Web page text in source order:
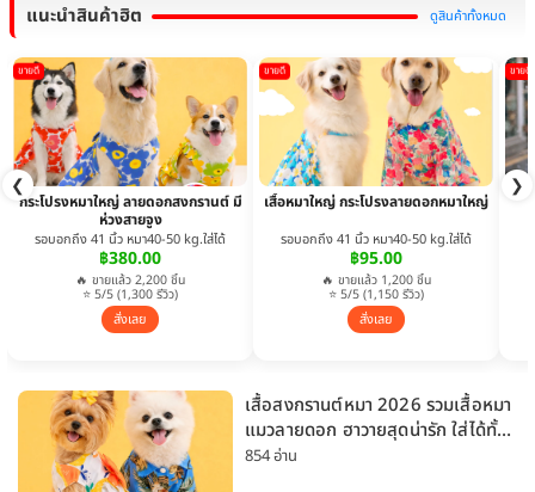
แนะนำสินค้าฮิต ดูสินค้าทั้งหมด
❮ ❯
ขายดี
กระโปรงหมาใหญ่ ลายดอกสงกรานต์ มี
ห่วงสายจูง
รอบอกถึง 41 นิ้ว หมา40-50 kg.ใส่ได้
฿380.00
🔥 ขายแล้ว 2,200 ชิ้น
⭐ 5/5 (1,300 รีวิว)
สั่งเลย
ขายดี
เสื้อหมาใหญ่ กระโปรงลายดอกหมาใหญ่
รอบอกถึง 41 นิ้ว หมา40-50 kg.ใส่ได้
฿95.00
🔥 ขายแล้ว 1,200 ชิ้น
⭐ 5/5 (1,150 รีวิว)
สั่งเลย
ขายดี
เสื้อสงกรานต์หมา 2026 รวมเสื้อหมา
แมวลายดอก ฮาวายสุดน่ารัก ใส่ได้ทั้ง
หมาเล็กและหมาใหญ่
854 อ่าน